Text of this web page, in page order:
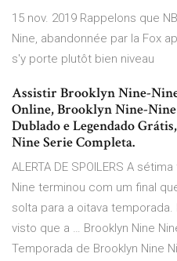
15 nov. 2019 Rappelons que
Nine, abandonnée par la Fox
s'y porte plutôt bien niveau
Assistir Brooklyn Nine-
Online, Brooklyn Nine-Nine
Dublado e Legendado
Nine Serie Completa.
ALERTA DE SPOILERS A
Nine terminou com um final
solta para a oitava
visto que a … Brooklyn Nine
Temporada de Brooklyn Nine